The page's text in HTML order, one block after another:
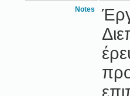
Notes